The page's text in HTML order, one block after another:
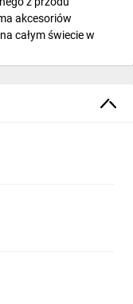
akcesoriów
całym świecie w